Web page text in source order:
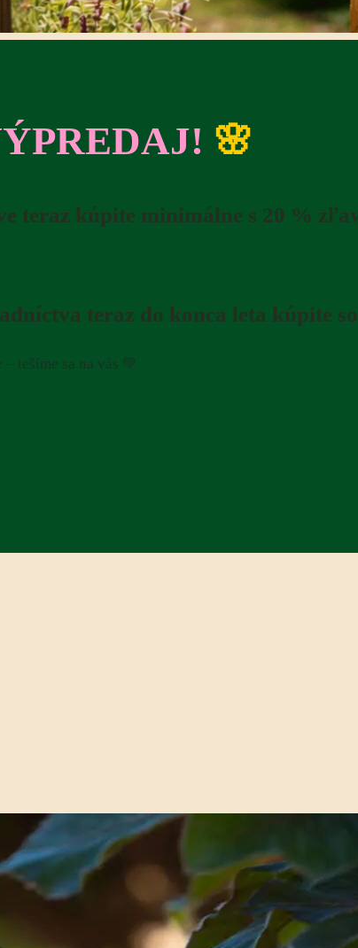
🌸
teraz kúpite minimálne s 20 %
teraz do konca leta kúpite
tešíme sa na vás 💚